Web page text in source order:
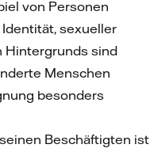
von Personen
sexueller
Hintergrunds sind
Menschen
besonders
Beschäftigten ist